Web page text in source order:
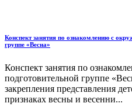
Конспект занятия по ознакомлению с
группе «Весна»
Конспект занятия по
подготовительной группе
закрепления представления
признаках весны и весенни...